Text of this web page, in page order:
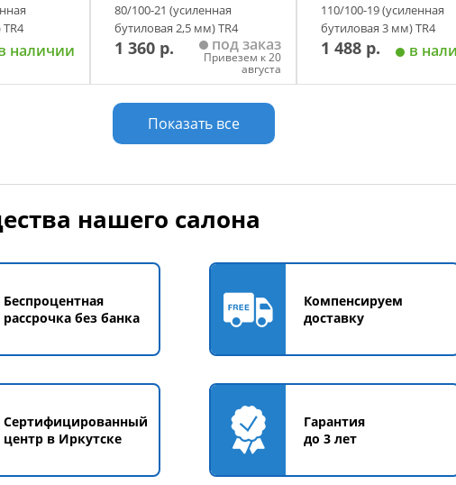
наличии
80/100-21 (усиленная
бутиловая 2,5 мм) TR4
1 360 р. под заказ
Привезем к 20
августа
Добавить в корзину
110/100-19 (усиленная
бутиловая 3 мм) TR4
1 488 р. в
Показать все
нашего салона
Беспроцентная
рассрочка без банка
Компенсируем
доставку
Сертифицированный
центр в Иркутске
Гарантия
до 3 лет